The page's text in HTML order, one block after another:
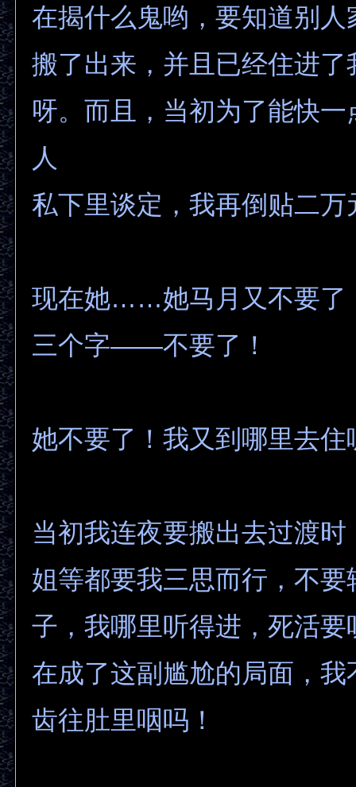
在揭什么鬼哟，要知道别人
搬了出来，并且已经住进了
呀。而且，当初为了能快一
人
私下里谈定，我再倒贴二
现在她……她马月又不要了
三个字——不要了！
她不要了！我又到哪里去住
当初我连夜要搬出去过渡
姐等都要我三思而行，不要
子，我哪里听得进，死活要
在成了这副尴尬的局面，我
齿往肚里咽吗！